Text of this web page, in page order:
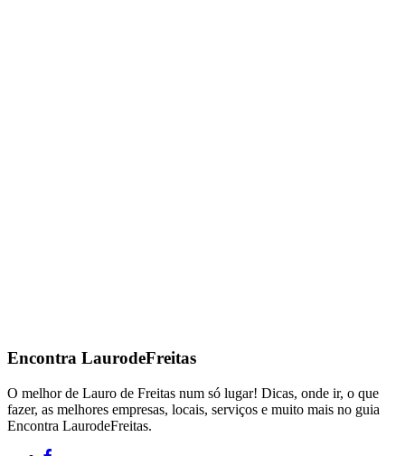
Encontra LaurodeFreitas
O melhor de Lauro de Freitas num só lugar! Dicas, onde ir, o que
fazer, as melhores empresas, locais, serviços e muito mais no guia
Encontra LaurodeFreitas.